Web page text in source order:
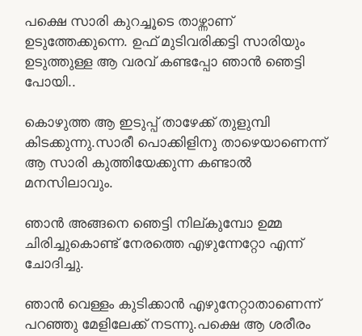
പക്ഷെ സാരി കുറച്ചൂടെ താഴ്ന്നാണ്
ഉടുത്തേക്കുന്നെ. ഉഫ് മുടിവരിക്കട്ടി സാരിയും
ഉടുത്തുള്ള ആ വരവ് കണ്ടപ്പോ ഞാൻ ഞെട്ടി
പോയി..
കൊഴുത്ത ആ ഇടുപ്പ് താഴേക്ക് തുളുമ്പി
കിടക്കുന്നു.സാരീ പൊക്കിളിനു താഴെയാണെന്ന്
ആ സാരി കുത്തിയേക്കുന്ന കണ്ടാൽ
മനസിലാവും.
ഞാൻ അങ്ങനെ ഞെട്ടി നില്കുമ്പോ ഉമ്മ
ചിരിച്ചുകൊണ്ട് നേരത്തെ എഴുന്നേറ്റോ എന്ന്
ചോദിച്ചു.
ഞാൻ വെള്ളം കുടിക്കാൻ എഴുനേറ്റാതാണെന്ന്
പറഞ്ഞു മേളിലേക്ക് നടന്നു.പക്ഷെ ആ ശരീരം